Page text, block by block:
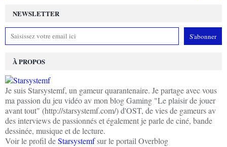
NEWSLETTER
À PROPOS
Je suis Starsystemf, un gameur quarantenaire. Je partage avec vous
ma passion du jeu vidéo av mon blog Gaming "Le plaisir de jouer
avant tout" (http://starsystemf.com/) d'OST, de vies de gameurs av
des interviews de passionnés et également je parle de ciné, bande
dessinée, musique et de lecture.
Voir le profil deStarsystemfsur le portail Overblog